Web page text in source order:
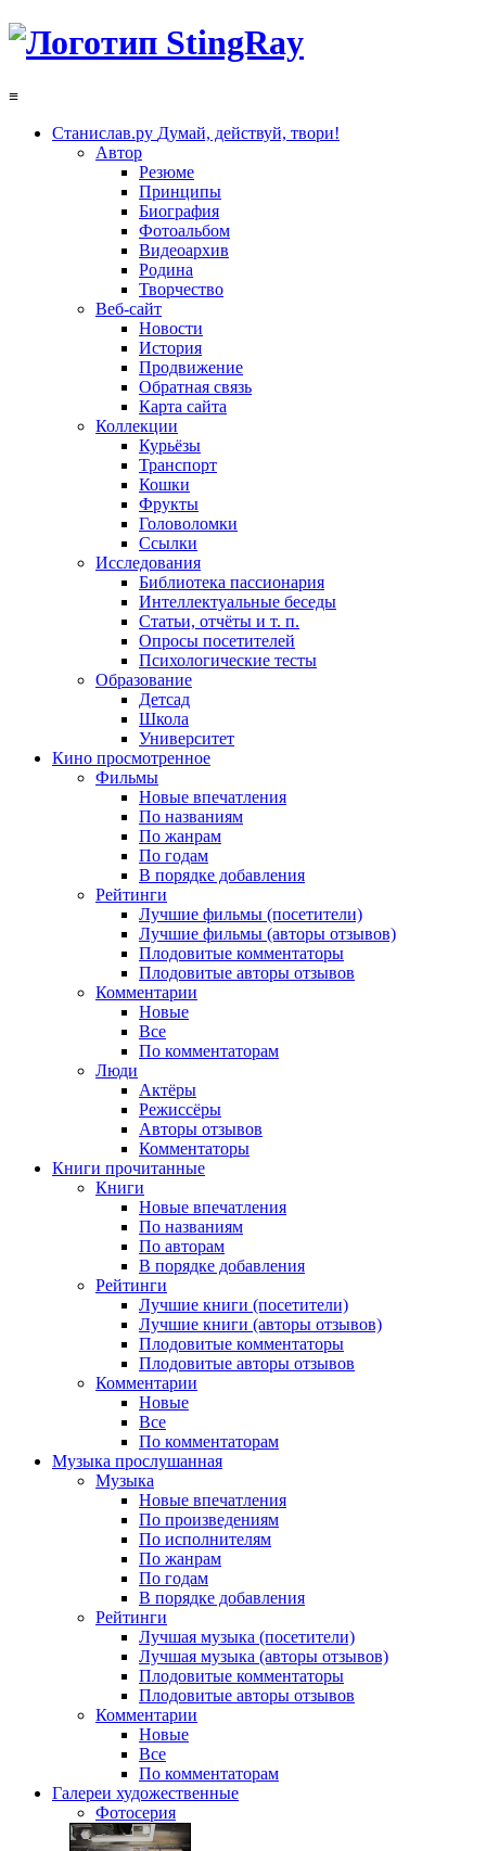
≡
Станислав.ру Думай, действуй, твори!
Автор
Резюме
Принципы
Биография
Фотоальбом
Видеоархив
Родина
Творчество
Веб-сайт
Новости
История
Продвижение
Обратная связь
Карта сайта
Коллекции
Курьёзы
Транспорт
Кошки
Фрукты
Головоломки
Ссылки
Исследования
Библиотека пассионария
Интеллектуальные беседы
Статьи, отчёты и т. п.
Опросы посетителей
Психологические тесты
Образование
Детсад
Школа
Университет
Кино просмотренное
Фильмы
Новые впечатления
По названиям
По жанрам
По годам
В порядке добавления
Рейтинги
Лучшие фильмы (посетители)
Лучшие фильмы (авторы отзывов)
Плодовитые комментаторы
Плодовитые авторы отзывов
Комментарии
Новые
Все
По комментаторам
Люди
Актёры
Режиссёры
Авторы отзывов
Комментаторы
Книги прочитанные
Книги
Новые впечатления
По названиям
По авторам
В порядке добавления
Рейтинги
Лучшие книги (посетители)
Лучшие книги (авторы отзывов)
Плодовитые комментаторы
Плодовитые авторы отзывов
Комментарии
Новые
Все
По комментаторам
Музыка прослушанная
Музыка
Новые впечатления
По произведениям
По исполнителям
По жанрам
По годам
В порядке добавления
Рейтинги
Лучшая музыка (посетители)
Лучшая музыка (авторы отзывов)
Плодовитые комментаторы
Плодовитые авторы отзывов
Комментарии
Новые
Все
По комментаторам
Галереи художественные
Фотосерия